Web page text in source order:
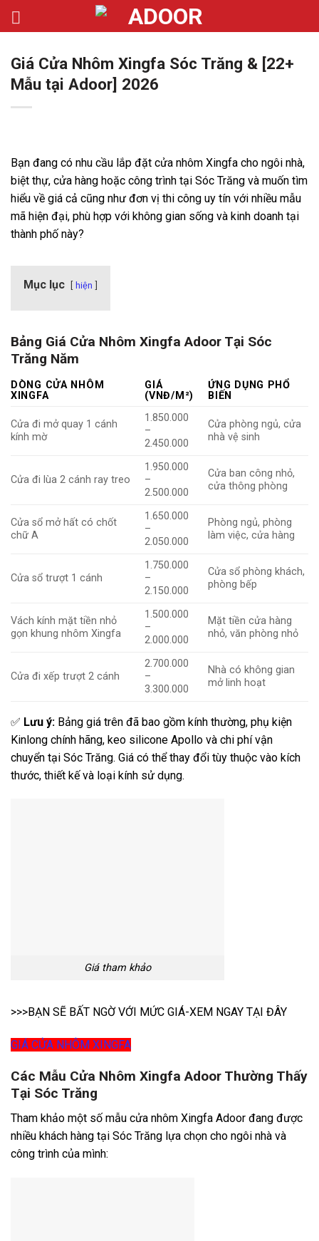
Bỏ
qua
dung
Giá Cửa Nhôm Xingfa Sóc Trăng & [22+
Mẫu tại Adoor] 2026
Bạn đang có nhu cầu lắp đặt cửa nhôm Xingfa cho ngôi nhà,
biệt thự, cửa hàng hoặc công trình tại Sóc Trăng và muốn tìm
hiểu về giá cả cũng như đơn vị thi công uy tín với nhiều mẫu
mã hiện đại, phù hợp với không gian sống và kinh doanh tại
thành phố này?
Mục lục hiện
Bảng Giá Cửa Nhôm Xingfa Adoor Tại Sóc
Trăng Năm
DÒNG CỬA NHÔM
XINGFA
GIÁ
(VNĐ/M²)
ỨNG DỤNG PHỔ
BIẾN
Cửa đi mở quay 1 cánh
kính mờ
1.850.000
–
2.450.000
Cửa phòng ngủ, cửa
nhà vệ sinh
Cửa đi lùa 2 cánh ray treo
1.950.000
–
2.500.000
Cửa ban công nhỏ,
cửa thông phòng
Cửa sổ mở hất có chốt
chữ A
1.650.000
–
2.050.000
Phòng ngủ, phòng
làm việc, cửa hàng
Cửa sổ trượt 1 cánh
1.750.000
–
2.150.000
Cửa sổ phòng khách,
phòng bếp
Vách kính mặt tiền nhỏ
gọn khung nhôm Xingfa
1.500.000
–
2.000.000
Mặt tiền cửa hàng
nhỏ, văn phòng nhỏ
Cửa đi xếp trượt 2 cánh
2.700.000
–
3.300.000
Nhà có không gian
mở linh hoạt
✅ Lưu ý: Bảng giá trên đã bao gồm kính thường, phụ kiện
Kinlong chính hãng, keo silicone Apollo và chi phí vận
chuyển tại Sóc Trăng. Giá có thể thay đổi tùy thuộc vào kích
thước, thiết kế và loại kính sử dụng.
Giá tham khảo
>>>BẠN SẼ BẤT NGỜ VỚI MỨC GIÁ-XEM NGAY TẠI ĐÂY
GIÁ CỬA NHÔM XINGFA
Các Mẫu Cửa Nhôm Xingfa Adoor Thường Thấy
Tại Sóc Trăng
Tham khảo một số mẫu cửa nhôm Xingfa Adoor đang được
nhiều khách hàng tại Sóc Trăng lựa chọn cho ngôi nhà và
công trình của mình: